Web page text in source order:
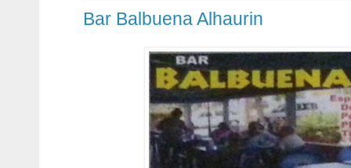
Bar Balbuena Alhaurin